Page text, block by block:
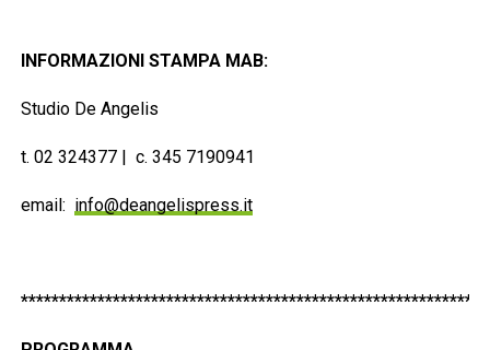
INFORMAZIONI STAMPA MAB:
Studio De Angelis
t. 02 324377 | c. 345 7190941
email: info@deangelispress.it